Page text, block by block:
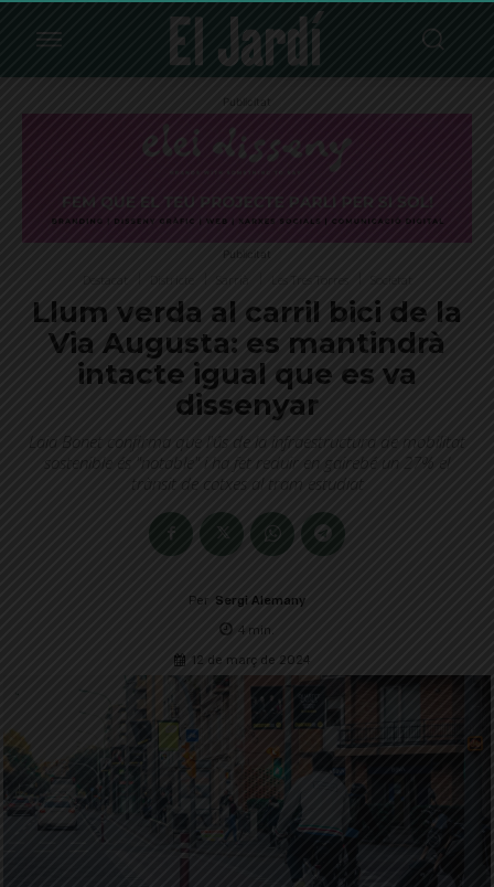
Publicitat
Publicitat
Llum verda al carril bici de la
Via Augusta: es mantindrà
intacte igual que es va
dissenyar
Laia Bonet confirma que l'ús de la infraestructura de mobilitat
sostenible és "notable" i ha fet reduir en gairebé un 27% el
trànsit de cotxes al tram estudiat
Per Sergi Alemany
4min.
12 de març de 2024